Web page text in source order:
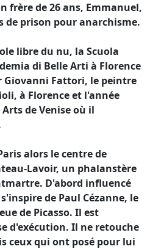
frère de 26 ans, Emmanuel,
de prison pour anarchisme.
libre du nu, la Scuola
di Belle Arti à Florence
Giovanni Fattori, le peintre
à Florence et l'année
de Venise où il
alors le centre de
Lavoir, un phalanstère
D'abord influencé
de Paul Cézanne, le
de Picasso. Il est
d'exécution. Il ne retouche
ceux qui ont posé pour lui